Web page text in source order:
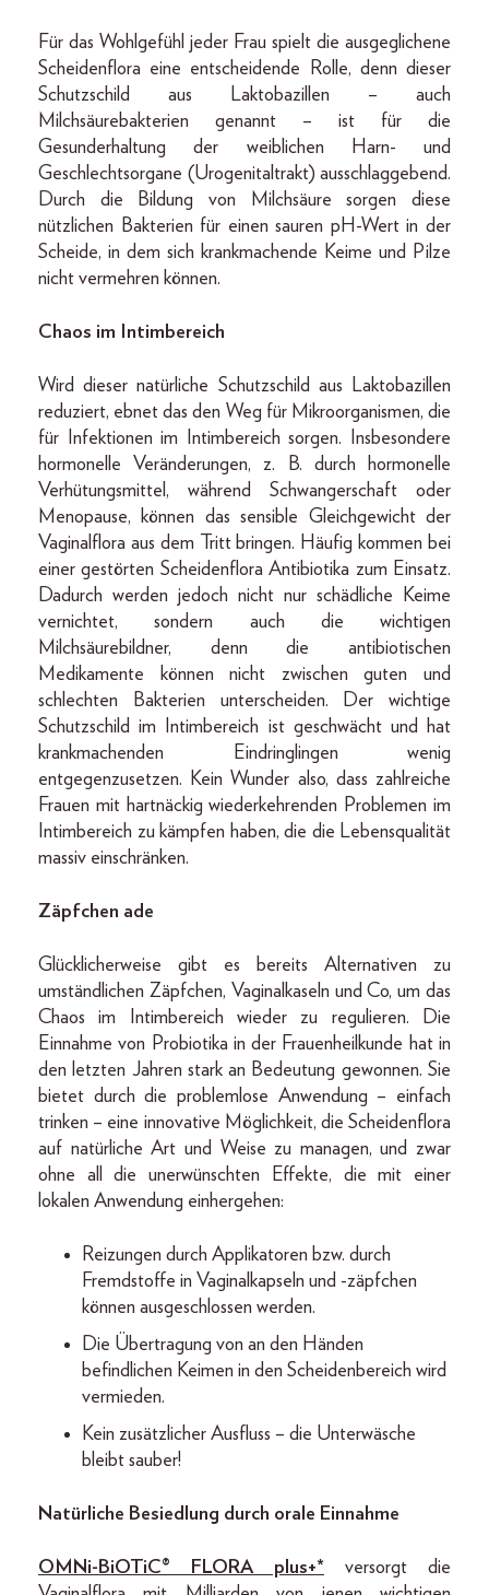
Für das Wohlgefühl jeder Frau spielt die ausgeglichene
Scheidenflora eine entscheidende Rolle, denn dieser
Schutzschild aus Laktobazillen – auch
Milchsäurebakterien genannt – ist für die
Gesunderhaltung der weiblichen Harn- und
Geschlechtsorgane (Urogenitaltrakt) ausschlaggebend.
Durch die Bildung von Milchsäure sorgen diese
nützlichen Bakterien für einen sauren pH-Wert in der
Scheide, in dem sich krankmachende Keime und Pilze
nicht vermehren können.
Chaos im Intimbereich
Wird dieser natürliche Schutzschild aus Laktobazillen
reduziert, ebnet das den Weg für Mikroorganismen, die
für Infektionen im Intimbereich sorgen. Insbesondere
hormonelle Veränderungen, z. B. durch hormonelle
Verhütungsmittel, während Schwangerschaft oder
Menopause, können das sensible Gleichgewicht der
Vaginalflora aus dem Tritt bringen. Häufig kommen bei
einer gestörten Scheidenflora Antibiotika zum Einsatz.
Dadurch werden jedoch nicht nur schädliche Keime
vernichtet, sondern auch die wichtigen
Milchsäurebildner, denn die antibiotischen
Medikamente können nicht zwischen guten und
schlechten Bakterien unterscheiden. Der wichtige
Schutzschild im Intimbereich ist geschwächt und hat
krankmachenden Eindringlingen wenig
entgegenzusetzen. Kein Wunder also, dass zahlreiche
Frauen mit hartnäckig wiederkehrenden Problemen im
Intimbereich zu kämpfen haben, die die Lebensqualität
massiv einschränken.
Zäpfchen ade
Glücklicherweise gibt es bereits Alternativen zu
umständlichen Zäpfchen, Vaginalkaseln und Co, um das
Chaos im Intimbereich wieder zu regulieren. Die
Einnahme von Probiotika in der Frauenheilkunde hat in
den letzten Jahren stark an Bedeutung gewonnen. Sie
bietet durch die problemlose Anwendung – einfach
trinken – eine innovative Möglichkeit, die Scheidenflora
auf natürliche Art und Weise zu managen, und zwar
ohne all die unerwünschten Effekte, die mit einer
lokalen Anwendung einhergehen:
Reizungen durch Applikatoren bzw. durch
Fremdstoffe in Vaginalkapseln und -zäpfchen
können ausgeschlossen werden.
Die Übertragung von an den Händen
befindlichen Keimen in den Scheidenbereich wird
vermieden.
Kein zusätzlicher Ausfluss – die Unterwäsche
bleibt sauber!
Natürliche Besiedlung durch orale Einnahme
OMNi-BiOTiC® FLORA plus+* versorgt die